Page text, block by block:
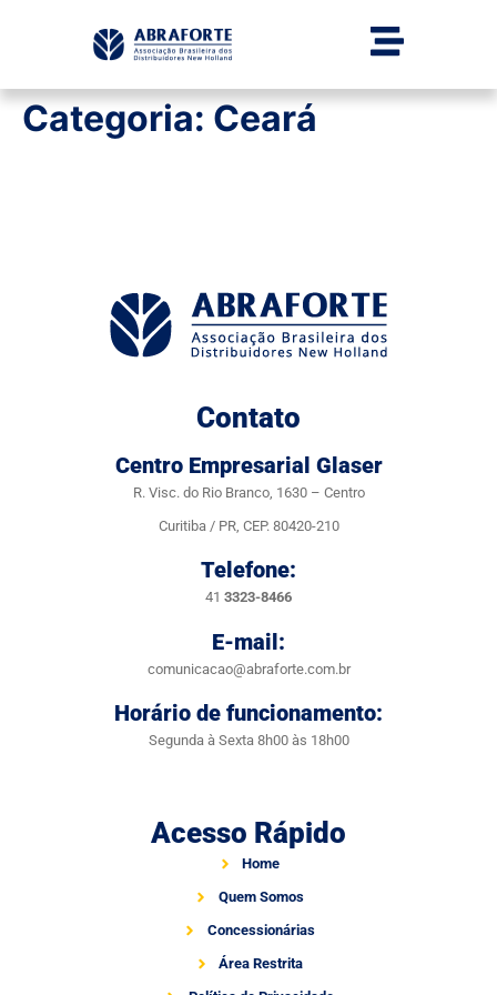
Categoria: Ceará
Contato
Centro Empresarial Glaser
R. Visc. do Rio Branco, 1630 – Centro
Curitiba / PR, CEP. 80420-210
Telefone:
41 3323-8466
E-mail:
comunicacao@abraforte.com.br
Horário de funcionamento:
Segunda à Sexta 8h00 às 18h00
Acesso Rápido
Home
Quem Somos
Concessionárias
Área Restrita